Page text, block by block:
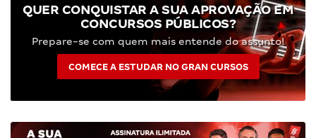
QUER CONQUISTAR A SUA APROVAÇÃO EM
CONCURSOS PÚBLICOS?
Prepare-se com quem mais entende do assunto!
COMECE A ESTUDAR NO GRAN CURSOS